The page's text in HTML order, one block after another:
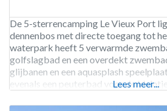
De 5-sterrencamping Le Vieux Port
dennenbos met directe toegang tot
waterpark heeft 5 verwarmde
golfslagbad en een overdekt
glijbanen en een aquasplash
evenals een peuterbad voor deLees meer...